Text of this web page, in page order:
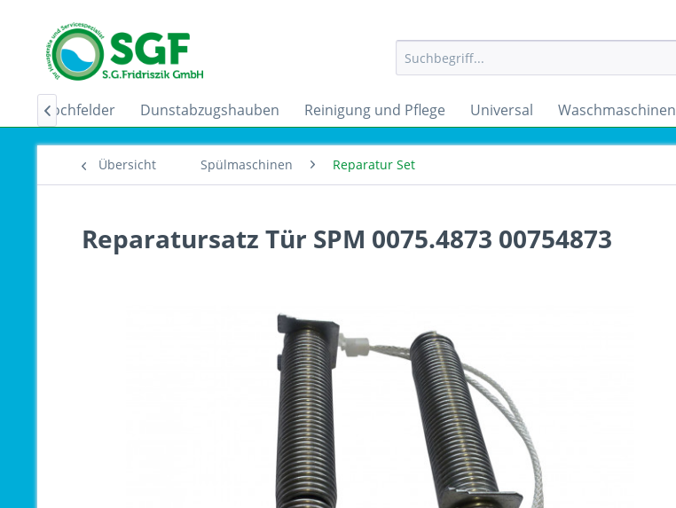
Dunstabzugshauben Reinigung und Pflege Universal Waschmaschinen

Übersicht Spülmaschinen Reparatur Set
Reparatursatz Tür SPM 0075.4873 00754873